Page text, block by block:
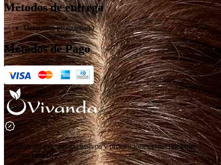
Métodos de entrega
Despacho programado
Métodos de Pago
¡Entérate de eventos exclusivos y promociones especiales que
tenemos para ti!